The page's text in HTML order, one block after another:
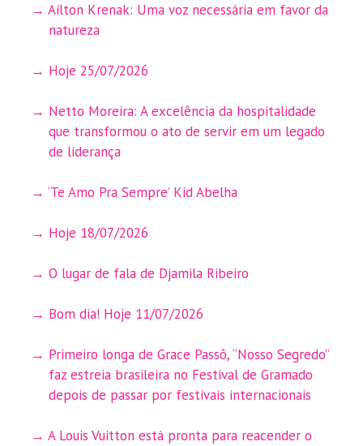
Ailton Krenak: Uma voz necessária em favor da
natureza
Hoje 25/07/2026
Netto Moreira: A excelência da hospitalidade
que transformou o ato de servir em um legado
de liderança
‘Te Amo Pra Sempre’ Kid Abelha
Hoje 18/07/2026
O lugar de fala de Djamila Ribeiro
Bom dia! Hoje 11/07/2026
Primeiro longa de Grace Passô, “Nosso Segredo”
faz estreia brasileira no Festival de Gramado
depois de passar por festivais internacionais
A Louis Vuitton está pronta para reacender o